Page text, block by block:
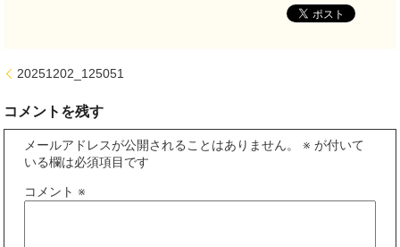
20251202_125051
コメントを残す
メールアドレスが公開されることはありません。 ※ が付いて
いる欄は必須項目です
コメント ※